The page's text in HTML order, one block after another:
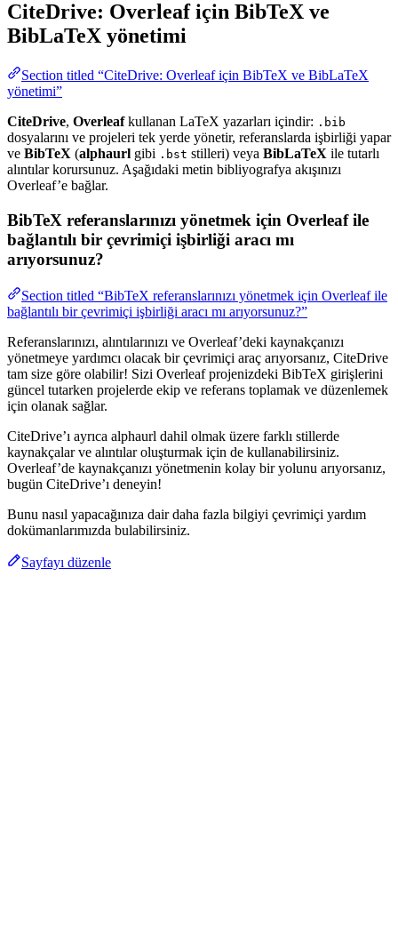
CiteDrive: Overleaf için BibTeX ve
BibLaTeX yönetimi
Section titled “CiteDrive: Overleaf için BibTeX ve BibLaTeX
yönetimi”
CiteDrive, Overleafkullanan LaTeX yazarları içindir: .bib
dosyalarını ve projeleri tek yerde yönetir, referanslarda işbirliği yapar
ve BibTeX (alphaurl gibi .bst stilleri) veya BibLaTeX ile tutarlı
alıntılar korursunuz. Aşağıdaki metin bibliyografya akışınızı
Overleaf’e bağlar.
BibTeX referanslarınızı yönetmek için Overleaf ile
bağlantılı bir çevrimiçi işbirliği aracı mı
arıyorsunuz?
Section titled “BibTeX referanslarınızı yönetmek için Overleaf ile
bağlantılı bir çevrimiçi işbirliği aracı mı arıyorsunuz?”
Referanslarınızı, alıntılarınızı ve Overleaf’deki kaynakçanızı
yönetmeye yardımcı olacak bir çevrimiçi araç arıyorsanız, CiteDrive
tam size göre olabilir! Sizi Overleaf projenizdeki BibTeX girişlerini
güncel tutarken projelerde ekip ve referans toplamak ve düzenlemek
için olanak sağlar.
CiteDrive’ı ayrıca alphaurl dahil olmak üzere farklı stillerde
kaynakçalar ve alıntılar oluşturmak için de kullanabilirsiniz.
Overleaf’de kaynakçanızı yönetmenin kolay bir yolunu arıyorsanız,
bugün CiteDrive’ı deneyin!
Bunu nasıl yapacağınıza dair daha fazla bilgiyi çevrimiçi yardım
dokümanlarımızda bulabilirsiniz.
Sayfayı düzenle